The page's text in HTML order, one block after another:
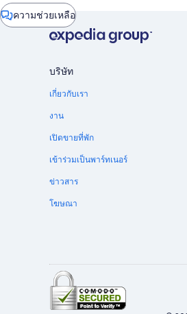
ความช่วยเหลือ
หน้า
ต่าง
บริษัท
เกี่ยวกับเรา
งาน
เปิดขายที่พัก
เข้าร่วมเป็นพาร์ทเนอร์
ข่าวสาร
โฆษณา